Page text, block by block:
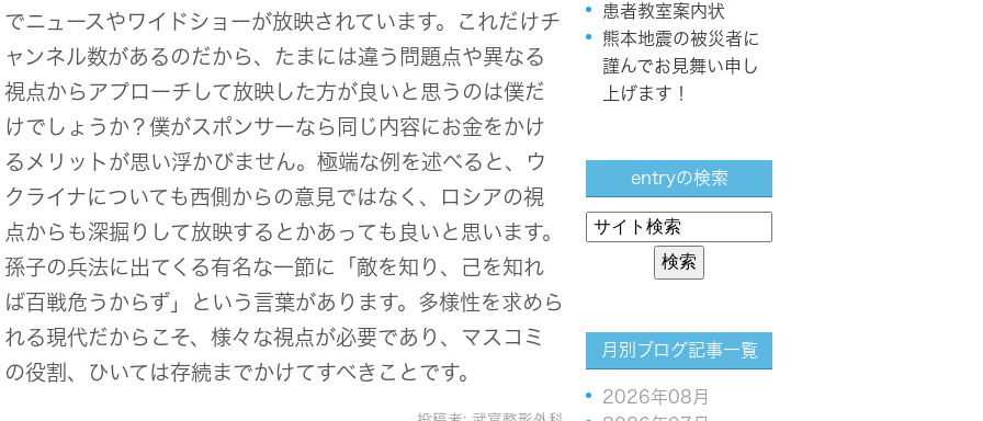
でニュースやワイドショーが放映されています。これだけチ
ャンネル数があるのだから、たまには違う問題点や異なる
視点からアプローチして放映した方が良いと思うのは僕だ
けでしょうか？僕がスポンサーなら同じ内容にお金をかけ
るメリットが思い浮かびません。極端な例を述べると、ウ
クライナについても西側からの意見ではなく、ロシアの視
点からも深掘りして放映するとかあっても良いと思います。
孫子の兵法に出てくる有名な一節に「敵を知り、己を知れ
ば百戦危うからず」という言葉があります。多様性を求めら
れる現代だからこそ、様々な視点が必要であり、マスコミ
の役割、ひいては存続までかけてすべきことです。
患者教室案内状
熊本地震の被災者に
謹んでお見舞い申し
上げます！
entryの検索
月別ブログ記事一覧
2026年08月